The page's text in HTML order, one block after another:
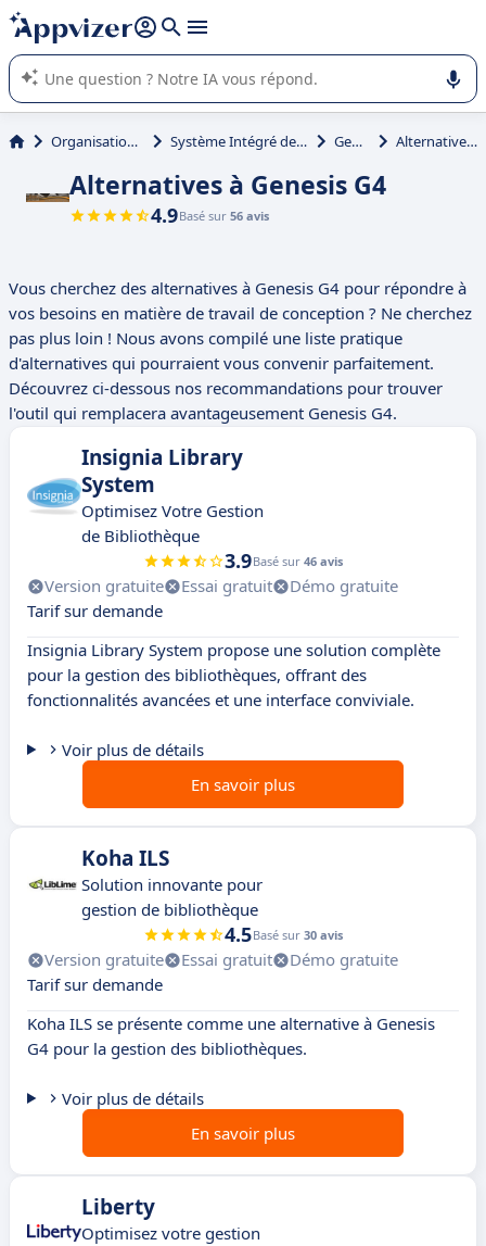
répondre (plusieurs lignes avec
L'IA de Appvizer vous guide dans l'utilisation ou la sélection de
logiciel SaaS en entreprise.
Organisation et planification Système Intégré de Gestion de Bibliothèque (SIGB) Genesis G4 Alternatives à Genesis G4
Alternatives à Genesis G4
4.9Basé sur 56 avis
Vous cherchez des alternatives à Genesis G4 pour répondre à
vos besoins en matière de travail de conception ? Ne cherchez
pas plus loin ! Nous avons compilé une liste pratique
d'alternatives qui pourraient vous convenir parfaitement.
Découvrez ci-dessous nos recommandations pour trouver
l'outil qui remplacera avantageusement Genesis G4.
Insignia Library
System
Optimisez Votre Gestion
de Bibliothèque
3.9Basé sur 46 avis
Version gratuite Essai gratuit
Démo gratuite
Tarif sur demande
Insignia Library System propose une solution complète
pour la gestion des bibliothèques, offrant des
fonctionnalités avancées et une interface conviviale.
Voir plus de détails
En savoir plus
Koha ILS
Solution innovante pour
gestion de bibliothèque
4.5Basé sur 30 avis
Version gratuite Essai gratuit
Démo gratuite
Tarif sur demande
Koha ILS se présente comme une alternative à Genesis
G4 pour la gestion des bibliothèques.
Voir plus de détails
En savoir plus
Liberty
Optimisez votre gestion